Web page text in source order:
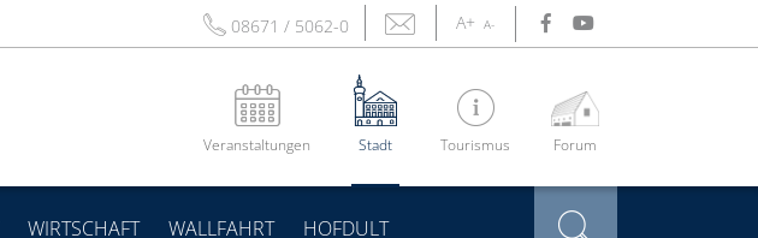
08671 / 5062-0 A+ A-
Veranstaltungen Stadt Tourismus Forum
WIRTSCHAFT WALLFAHRT HOFDULT